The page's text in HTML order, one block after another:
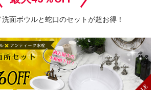
洗面ボウルと蛇口のセットが超お得！